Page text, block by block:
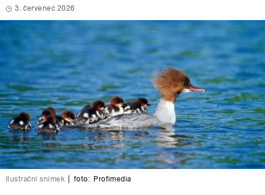
3. červenec 2026
Ilustrační snímek foto: Profimedia